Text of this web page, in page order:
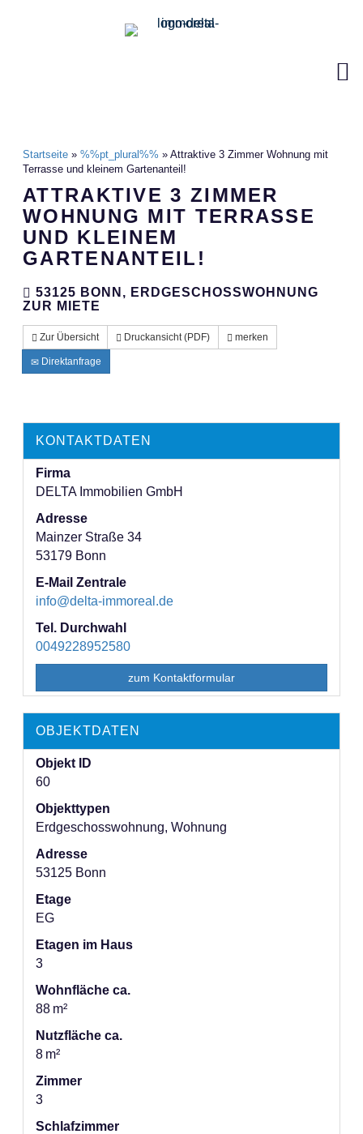
Startseite » %%pt_plural%% » Attraktive 3 Zimmer Wohnung mit
Terrasse und kleinem Gartenanteil!
ATTRAKTIVE 3 ZIMMER
WOHNUNG MIT TERRASSE
UND KLEINEM
GARTENANTEIL!
53125 BONN, ERDGESCHOSSWOHNUNG
ZUR MIETE
Zur Übersicht Druckansicht (PDF) merken
Direktanfrage
KONTAKTDATEN
Firma
DELTA Immobilien GmbH
Adresse
Mainzer Straße 34
53179 Bonn
E-Mail Zentrale
info@delta-immoreal.de
Tel. Durchwahl
0049228952580
zum Kontaktformular
OBJEKTDATEN
Objekt ID
60
Objekttypen
Erdgeschosswohnung, Wohnung
Adresse
53125 Bonn
Etage
EG
Etagen im Haus
3
Wohnfläche ca.
88 m²
Nutzfläche ca.
8 m²
Zimmer
3
Schlafzimmer